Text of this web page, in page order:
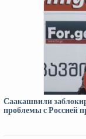
Саакашвили
проблемы с Россией